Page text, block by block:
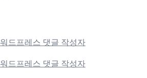
워드프레스 댓글 작성자
워드프레스 댓글 작성자